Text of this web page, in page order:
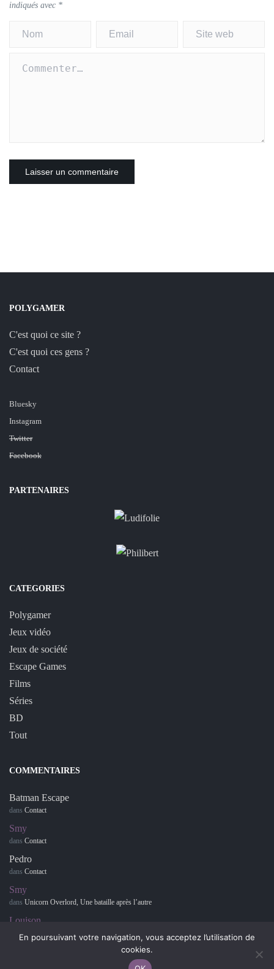
indiqués avec *
POLYGAMER
C'est quoi ce site ?
C'est quoi ces gens ?
Contact
Bluesky
Instagram
Twitter
Facebook
PARTENAIRES
CATEGORIES
Polygamer
Jeux vidéo
Jeux de société
Escape Games
Films
Séries
BD
Tout
COMMENTAIRES
Batman Escape
dans Contact
Smy
dans Contact
Pedro
dans Contact
Smy
dans Unicorn Overlord, Une bataille après l’autre
Louison
dans Retour sur… Hotel Dusk : Room 215
En poursuivant votre navigation, vous acceptez l’utilisation de
cookies.